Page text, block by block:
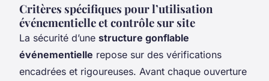
Critères spécifiques pour l’utilisation
événementielle et contrôle sur site
La sécurité d’une structure gonflable
événementielle repose sur des vérifications
encadrées et rigoureuses. Avant chaque ouverture